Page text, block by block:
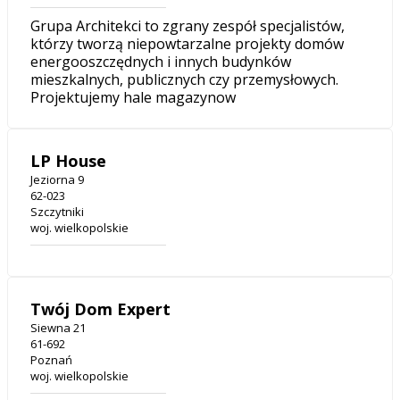
Grupa Architekci to zgrany zespół specjalistów,
którzy tworzą niepowtarzalne projekty domów
energooszczędnych i innych budynków
mieszkalnych, publicznych czy przemysłowych.
Projektujemy hale magazynow
LP House
Jeziorna 9
62-023
Szczytniki
woj. wielkopolskie
Twój Dom Expert
Siewna 21
61-692
Poznań
woj. wielkopolskie